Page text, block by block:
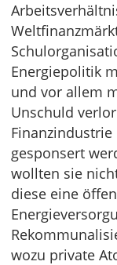
Energiepolitik
und vor allem
Unschuld
gesponsert
wollten sie
diese eine
wozu private